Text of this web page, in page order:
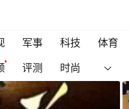
军事 科技
体育
评测 时尚